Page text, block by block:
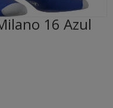
16 Azul